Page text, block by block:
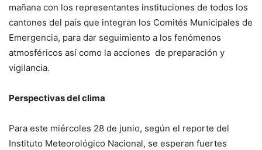
mañana con los representantes instituciones de todos los
cantones del país que integran los Comités Municipales de
Emergencia, para dar seguimiento a los fenómenos
atmosféricos así como la acciones de preparación y
vigilancia.
Perspectivas del clima
Para este miércoles 28 de junio, según el reporte del
Instituto Meteorológico Nacional, se esperan fuertes